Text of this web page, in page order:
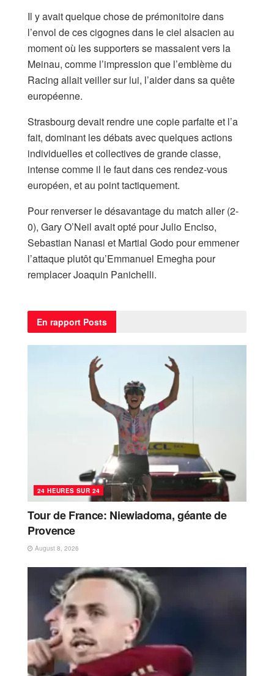
Il y avait quelque chose de prémonitoire dans
l’envol de ces cigognes dans le ciel alsacien au
moment où les supporters se massaient vers la
Meinau, comme l’impression que l’emblème du
Racing allait veiller sur lui, l’aider dans sa quête
européenne.
Strasbourg devait rendre une copie parfaite et l’a
fait, dominant les débats avec quelques actions
individuelles et collectives de grande classe,
intense comme il le faut dans ces rendez-vous
européen, et au point tactiquement.
Pour renverser le désavantage du match aller (2-
0), Gary O’Neil avait opté pour Julio Enciso,
Sebastian Nanasi et Martial Godo pour emmener
l’attaque plutôt qu’Emmanuel Emegha pour
remplacer Joaquin Panichelli.
En rapport Posts
24 HEURES SUR 24
Tour de France: Niewiadoma, géante de
Provence
August 8, 2026